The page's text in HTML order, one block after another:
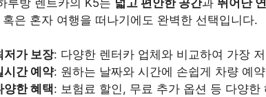
은 혼자 여행을 떠나기에도 완벽한 선택입니다.
저가 보장: 다양한 렌터카 업체와 비교하여 가장
시간 예약: 원하는 날짜와 시간에 손쉽게 차량 예
양한 혜택: 보험료 할인, 무료 추가 옵션 등 다양한